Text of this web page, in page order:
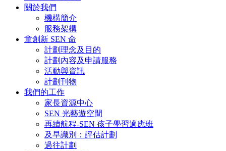
關於我們
機構簡介
服務架構
童創新 SEN 命
計劃理念及目的
計劃內容及申請服務
活動與資訊
計劃刊物
我們的工作
家長資源中心
SEN 光藝遊空間
再續航程-SEN 孩子學習適應班
及早識別：評估計劃
過往計劃